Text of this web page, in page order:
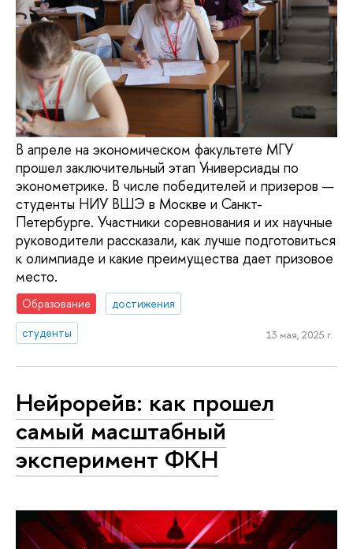
В апреле на экономическом факультете МГУ
прошел заключительный этап Универсиады по
эконометрике. В числе победителей и призеров —
студенты НИУ ВШЭ в Москве и Санкт-
Петербурге. Участники соревнования и их научные
руководители рассказали, как лучше подготовиться
к олимпиаде и какие преимущества дает призовое
место.
Образование
достижения
студенты
13 мая, 2025 г.
Нейрорейв: как прошел
самый масштабный
эксперимент ФКН